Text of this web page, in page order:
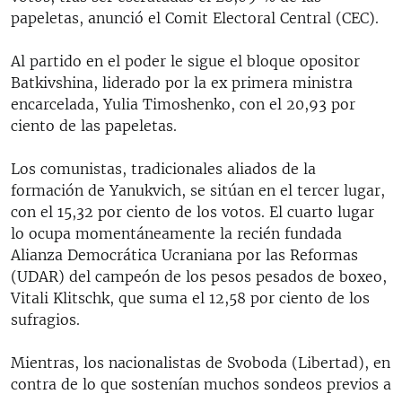
papeletas, anunció el Comit Electoral Central (CEC).
Al partido en el poder le sigue el bloque opositor
Batkivshina, liderado por la ex primera ministra
encarcelada, Yulia Timoshenko, con el 20,93 por
ciento de las papeletas.
Los comunistas, tradicionales aliados de la
formación de Yanukvich, se sitúan en el tercer lugar,
con el 15,32 por ciento de los votos. El cuarto lugar
lo ocupa momentáneamente la recién fundada
Alianza Democrática Ucraniana por las Reformas
(UDAR) del campeón de los pesos pesados de boxeo,
Vitali Klitschk, que suma el 12,58 por ciento de los
sufragios.
Mientras, los nacionalistas de Svoboda (Libertad), en
contra de lo que sostenían muchos sondeos previos a